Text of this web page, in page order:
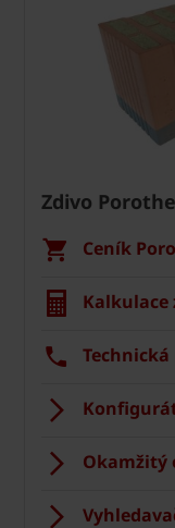
Zdivo
Ceník
Kalkulace
Okamžitý